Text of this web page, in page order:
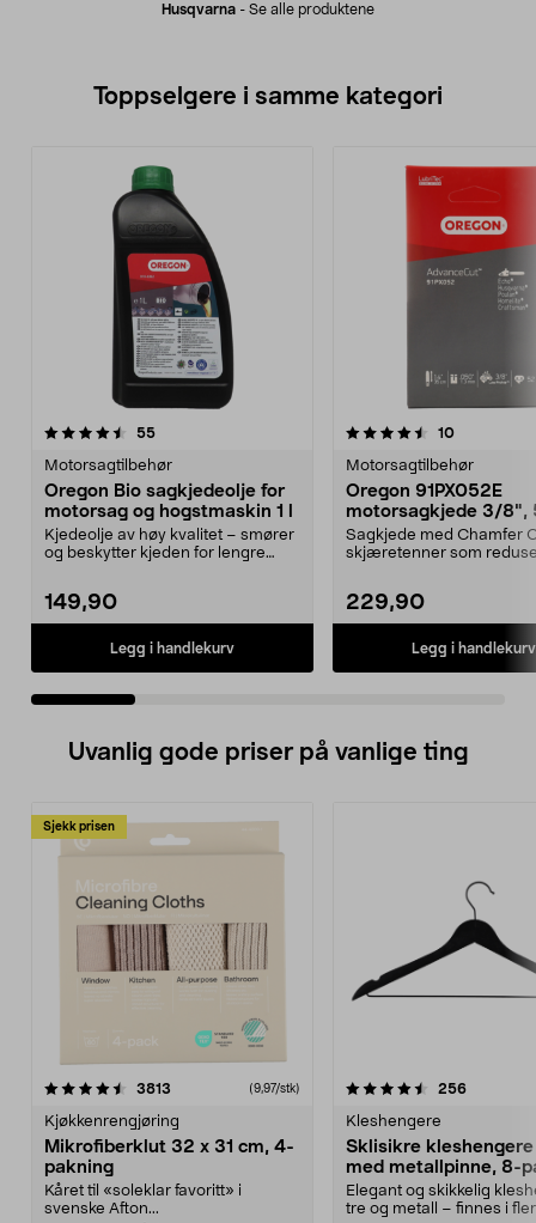
Husqvarna - Se alle produktene
Toppselgere i samme kategori
55anmeldelser
Motorsagtilbehør
Oregon Bio sagkjedeolje for
motorsag og hogstmaskin 1 l
Kjedeolje av høy kvalitet – smører
og beskytter kjeden for lengre
149,90
Legg i handlekurv
4.5 av 5 stjerner 10
Motorsagtilbehør
Oregon 91PX052E
motorsagkjede 3/8",
drivlenker
Sagkjede med Chamfer
skjæretenner som
229,90
Legg i handlekurv
4.5 av 5 stjerner
Uvanlig gode priser på vanlige ting
Sjekk prisen
3813 anmeldelser(9,97/stk)
Kjøkkenrengjøring
Mikrofiberklut 32 x 31 cm, 4-
pakning
Kåret til «soleklar favoritt» i
svenske Afton...
4.5av 5 stjerner 256
Kleshengere
Sklisikre
med metallpinne, 8-
Elegant og skikkelig
tre og metall – finnes i
4.5av 5 stjerner